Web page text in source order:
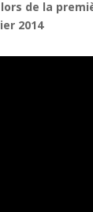
de la
2014